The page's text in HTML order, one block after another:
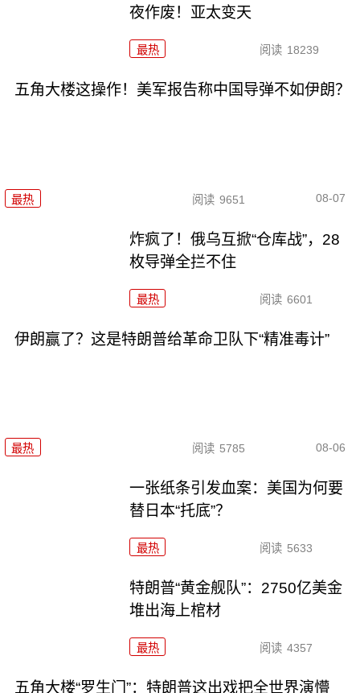
夜作废！亚太变天
最热 阅读 18239
五角大楼这操作！美军报告称中国导弹不如伊朗？
最热 阅读 9651 08-07
炸疯了！俄乌互掀“仓库战”，28
枚导弹全拦不住
最热 阅读 6601
伊朗赢了？这是特朗普给革命卫队下“精准毒计”
最热 阅读 5785 08-06
一张纸条引发血案：美国为何要
替日本“托底”？
最热 阅读 5633
特朗普“黄金舰队”：2750亿美金
堆出海上棺材
最热 阅读 4357
五角大楼“罗生门”：特朗普这出戏把全世界演懵